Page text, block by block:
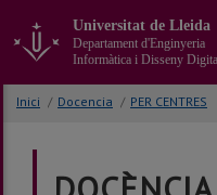
contingut
Universitat de Lleida
Departament d'Enginyeria
Informàtica i Disseny
Inici / Docencia / PER CENTRES